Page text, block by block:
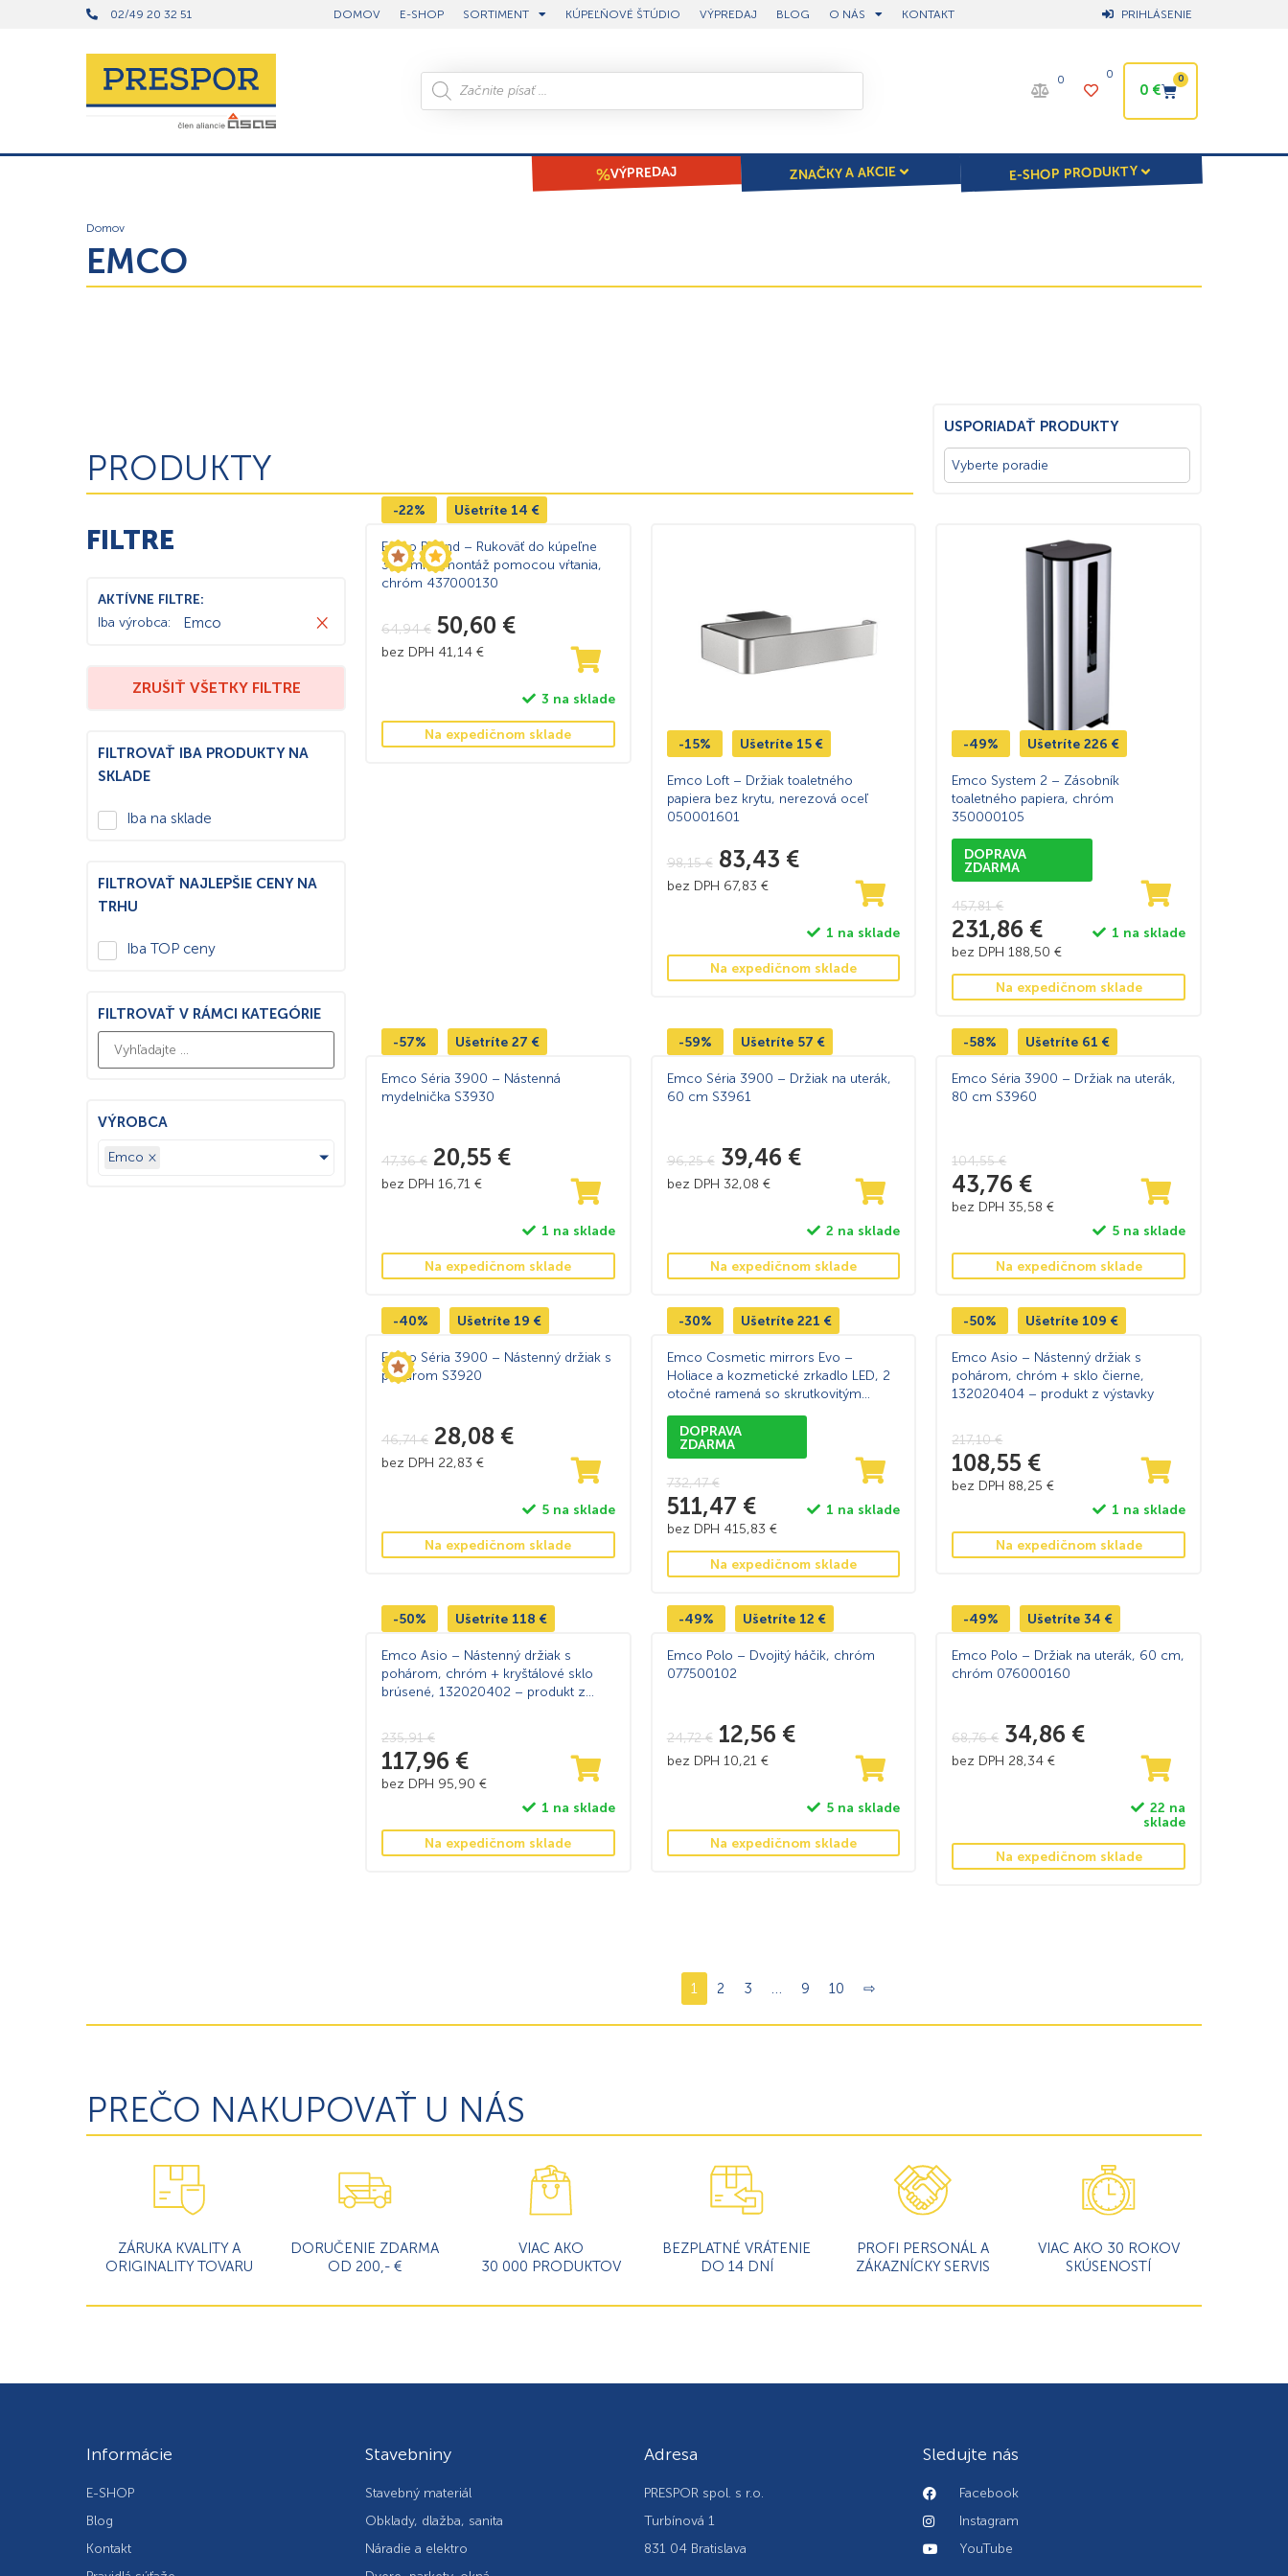
02/49 20 32 51 DOMOV E-SHOP SORTIMENT KÚPEĽŇOVÉ ŠTÚDIO VÝPREDAJ BLOG O NÁS KONTAKT PRIHLÁSENIE
0 0
0€
0
VÝPREDAJ ZNAČKY A AKCIE E-SHOP PRODUKTY
Domov
EMCO
PRODUKTY
USPORIADAŤ PRODUKTY
FILTRE
AKTÍVNE FILTRE:
Iba výrobca: Emco ×
ZRUŠIŤ VŠETKY FILTRE
FILTROVAŤ IBA PRODUKTY NA
SKLADE
Iba na sklade
FILTROVAŤ NAJLEPŠIE CENY NA
TRHU
Iba TOP ceny
FILTROVAŤ V RÁMCI KATEGÓRIE
VÝROBCA
Emco ×
-22% Ušetríte 14 €
Emco Round – Rukoväť do kúpeľne
300 mm, montáž pomocou vŕtania,
chróm 437000130
64,94€ 50,60 €
bez DPH 41,14 €
3 na sklade
Na expedičnom sklade
-15% Ušetríte 15 €
Emco Loft – Držiak toaletného
papiera bez krytu, nerezová oceľ
050001601
98,15€ 83,43 €
bez DPH 67,83 €
1 na sklade
Na expedičnom sklade
-49% Ušetríte226€
Emco System 2 – Zásobník
toaletného papiera, chróm
350000105
DOPRAVA
ZDARMA
457,81€
231,86 €
bez DPH188,50€
1 na sklade
Na expedičnom sklade
-57% Ušetríte 27 €
Emco Séria 3900 – Nástenná
mydelnička S3930
47,36€ 20,55 €
bez DPH 16,71 €
1 na sklade
Na expedičnom sklade
-59% Ušetríte 57 €
Emco Séria 3900 – Držiak na uterák,
60 cm S3961
96,25€ 39,46 €
bez DPH 32,08 €
2 na sklade
Na expedičnom sklade
-58% Ušetríte 61€
Emco Séria 3900 – Držiak na uterák,
80 cm S3960
104,55€
43,76 €
bez DPH35,58€
5 na sklade
Na expedičnom sklade
-40% Ušetríte 19 €
Emco Séria 3900 – Nástenný držiak s
pohárom S3920
46,74€ 28,08 €
bez DPH 22,83 €
5 na sklade
Na expedičnom sklade
-30% Ušetríte 221 €
Emco Cosmetic mirrors Evo –
Holiace a kozmetické zrkadlo LED, 2
otočné ramená so skrutkovitým
káblom a vypínačom, 5 násobné
zväčšenie, chróm 109506040
DOPRAVA
ZDARMA
732,47€
511,47 €
bez DPH 415,83 €
1 na sklade
Na expedičnom sklade
-50% Ušetríte 109€
Emco Asio – Nástenný držiak s
pohárom, chróm + sklo čierne,
132020404 – produkt z výstavky
217,10€
108,55 €
bez DPH 88,25€
1 na sklade
Na expedičnom sklade
-50% Ušetríte 118 €
Emco Asio – Nástenný držiak s
pohárom, chróm + kryštálové sklo
brúsené, 132020402 – produkt z
235,91€
117,96 €
bez DPH 95,90 €
1 na sklade
Na expedičnom sklade
-49% Ušetríte 12 €
Emco Polo – Dvojitý háčik, chróm
077500102
24,72€ 12,56 €
bez DPH 10,21 €
5 na sklade
Na expedičnom sklade
-49% Ušetríte34€
Emco Polo – Držiak na uterák, 60 cm,
chróm 076000160
68,76€ 34,86 €
bez DPH 28,34€
22 na
sklade
Na expedičnom sklade
1 2 3 … 9 10 ⇨
PREČO NAKUPOVAŤ U NÁS
ZÁRUKA KVALITY A
ORIGINALITY TOVARU
DORUČENIE ZDARMA
OD 200,- €
VIAC AKO
30 000 PRODUKTOV
BEZPLATNÉ VRÁTENIE
DO 14 DNÍ
PROFI PERSONÁL A
ZÁKAZNÍCKY SERVIS
VIAC AKO 30 ROKOV
SKÚSENOSTÍ
Informácie
E-SHOP
Blog
Kontakt
Stavebniny
Stavebný materiál
Obklady, dlažba, sanita
Náradie a elektro
Adresa
PRESPOR spol. s r.o.
Turbínová 1
831 04 Bratislava
Sledujte nás
Facebook
Instagram
YouTube